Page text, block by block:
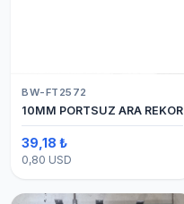
BW-FT2572
10MM PORTSUZ ARA REKOR
39,18 ₺
0,80 USD